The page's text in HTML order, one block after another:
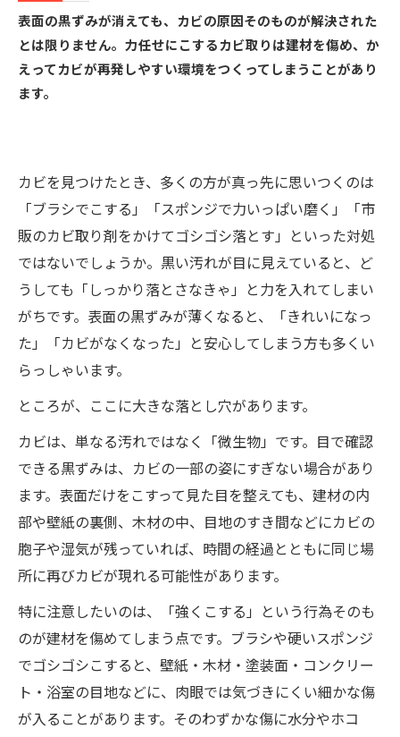
める
見えないカビまで把握する「真菌検査」のすす
め
ーズ横浜へ
まとめ｜「落とす」から「守る」へ。これから
のカビ対策
表面の黒ずみが消えても、カビの原因そのものが解決された
とは限りません。力任せにこするカビ取りは建材を傷め、か
えってカビが再発しやすい環境をつくってしまうことがあり
ます。
カビを見つけたとき、多くの方が真っ先に思いつくのは
「ブラシでこする」「スポンジで力いっぱい磨く」「市
販のカビ取り剤をかけてゴシゴシ落とす」といった対処
ではないでしょうか。黒い汚れが目に見えていると、ど
うしても「しっかり落とさなきゃ」と力を入れてしまい
がちです。表面の黒ずみが薄くなると、「きれいになっ
た」「カビがなくなった」と安心してしまう方も多くい
らっしゃいます。
ところが、ここに大きな落とし穴があります。
カビは、単なる汚れではなく「微生物」です。目で確認
できる黒ずみは、カビの一部の姿にすぎない場合があり
ます。表面だけをこすって見た目を整えても、建材の内
部や壁紙の裏側、木材の中、目地のすき間などにカビの
胞子や湿気が残っていれば、時間の経過とともに同じ場
所に再びカビが現れる可能性があります。
特に注意したいのは、「強くこする」という行為そのも
のが建材を傷めてしまう点です。ブラシや硬いスポンジ
でゴシゴシこすると、壁紙・木材・塗装面・コンクリー
ト・浴室の目地などに、肉眼では気づきにくい細かな傷
が入ることがあります。そのわずかな傷に水分やホコ